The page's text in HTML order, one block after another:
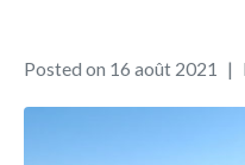
Posted on 16 août 2021